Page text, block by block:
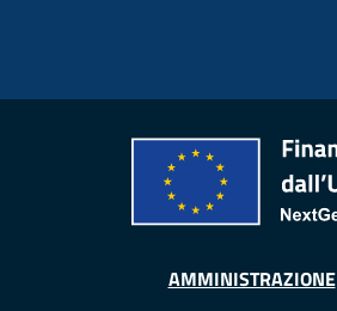
AMMINISTRAZIONE